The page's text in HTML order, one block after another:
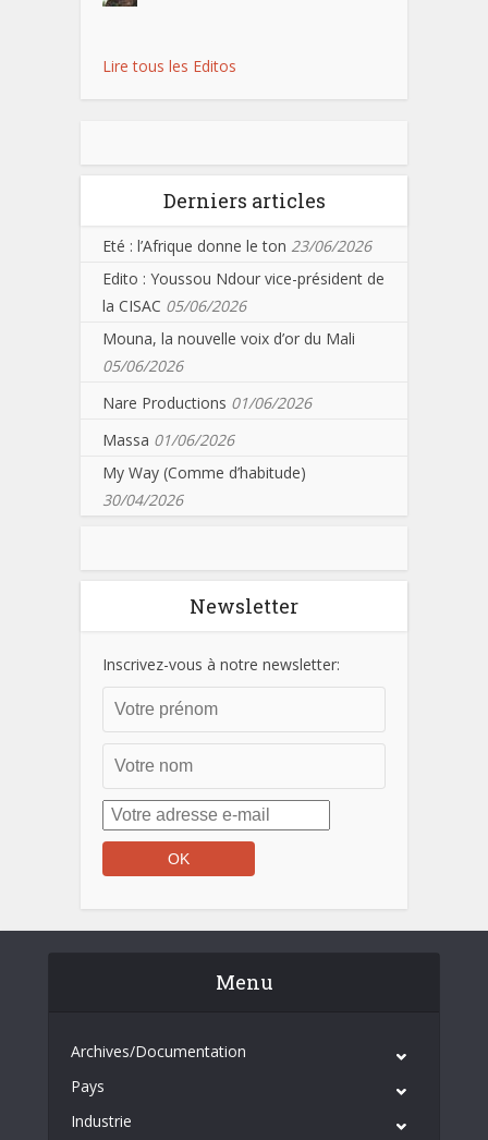
Lire tous les Editos
Derniers articles
Eté : l’Afrique donne le ton 23/06/2026
Edito : Youssou Ndour vice-président de
la CISAC 05/06/2026
Mouna, la nouvelle voix d’or du Mali
05/06/2026
Nare Productions 01/06/2026
Massa 01/06/2026
My Way (Comme d’habitude)
30/04/2026
Newsletter
Inscrivez-vous à notre newsletter:
Menu
Archives/Documentation
Pays
Industrie